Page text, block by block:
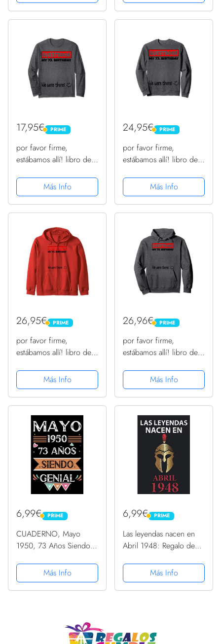
17,95€ PRIME
PRIME
por favor firme,
estábamos allí! libro de
cumpleaños Manga
Larga
Más Info
24,95€ PRIME
PRIME
por favor firme,
estábamos allí! libro de
cumpleaños Sudadera
Más Info
26,95€ PRIME
PRIME
por favor firme,
estábamos allí! libro de
cumpleaños Sudadera
con Capucha
Más Info
26,96€ PRIME
PRIME
por favor firme,
estábamos allí! libro de
cumpleaños Sudadera
con Capucha
Más Info
6,99€ PRIME
PRIME
CUADERNO, Mayo
1950, 73 Años Siendo
cuaderno, 110 páginas
de felicitaciones, idea
de regalo, regalo Para la
Más Info
6,99€ PRIME
PRIME
Las leyendas nacen en
Abril 1948: Regalo de
para hombre y mujer de
73 años I Cita positiva ,
humor I Cuaderno ,
Más Info